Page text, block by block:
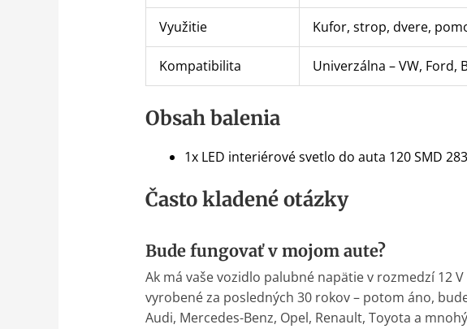
Využitie Kufor, strop, dvere,
Kompatibilita Univerzálna – VW, Ford,
Obsah balenia
1x LED interiérové svetlo do auta 120 SMD
Často kladené otázky
Bude fungovať v mojom aute?
Ak má vaše vozidlo palubné napätie v rozmedzí 12
vyrobené za posledných 30 rokov – potom áno,
Audi, Mercedes-Benz, Opel, Renault, Toyota a